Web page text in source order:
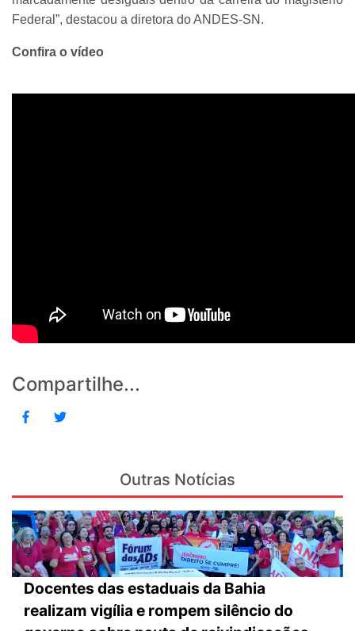
Federal”, destacou a diretora do ANDES-SN.
Confira o vídeo
Compartilhe...
Outras Notícias
Docentes das estaduais da Bahia
realizam vigília e rompem silêncio do